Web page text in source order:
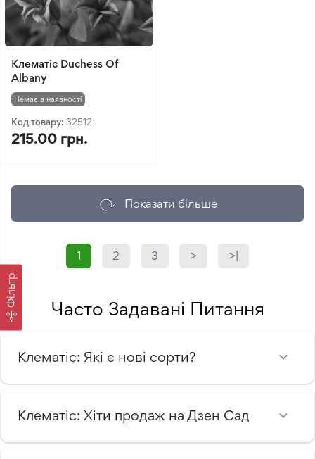
Фільтр
Клематіс Duchess Of
Albany
Немає в наявності
Код товару: 32512
215.00 грн.
Показати більше
1 2 3 > >|
Часто Задавані Питання
Клематіс: Які є нові сорти?
Клематіс: Хіти продаж на Дзен Сад